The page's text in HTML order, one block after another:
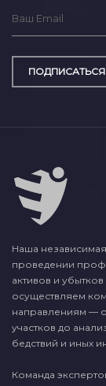
ПОДПИСАТЬСЯ
Наша
проведении
активов и
осуществляем
направлениям —
участков до
бедствий и иных
Команда